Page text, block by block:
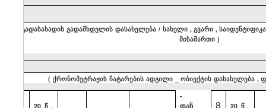
გადასახადის გადამხდელის დასახელება / სახელი , გვარი ,
მისამართი )
( ქრონომეტრაჟის ჩატარების ადგილი ობიექტის დასახელება ,
7
20წ .
-
დან
8 20წ .